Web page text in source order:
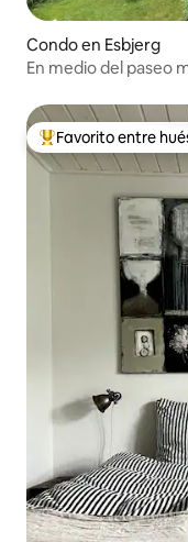
Condo en Esbjerg
En medio del paseo
Favorito entre
Favorito entre